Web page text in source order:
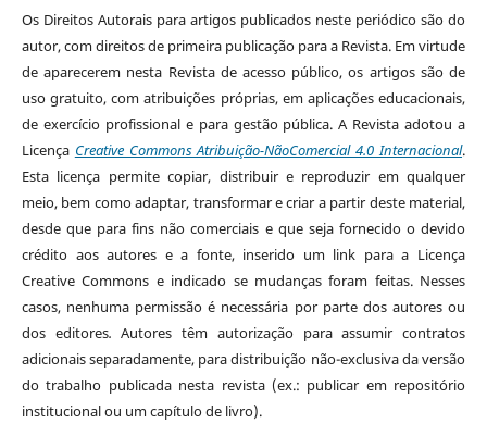
Os Direitos Autorais para artigos publicados neste periódico são do
autor, com direitos de primeira publicação para a Revista. Em virtude
de aparecerem nesta Revista de acesso público, os artigos são de
uso gratuito, com atribuições próprias, em aplicações educacionais,
de exercício profissional e para gestão pública. A Revista adotou a
Licença Creative Commons Atribuição-NãoComercial 4.0 Internacional.
Esta licença permite copiar, distribuir e reproduzir em qualquer
meio, bem como adaptar, transformar e criar a partir deste material,
desde que para fins não comerciais e que seja fornecido o devido
crédito aos autores e a fonte, inserido um link para a Licença
Creative Commons e indicado se mudanças foram feitas. Nesses
casos, nenhuma permissão é necessária por parte dos autores ou
dos editores.Autores têm autorização para assumir contratos
adicionais separadamente, para distribuição não-exclusiva da versão
do trabalho publicada nesta revista (ex.: publicar em repositório
institucional ou um capítulo de livro).